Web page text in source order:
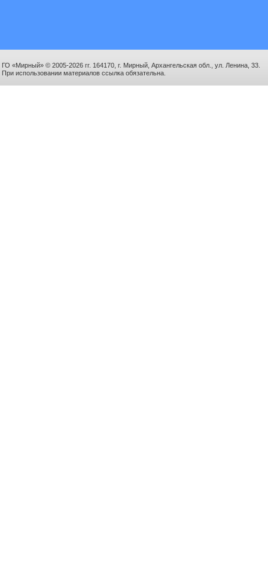
ГО «Мирный» © 2005-2026 гг. 164170, г. Мирный, Архангельская обл., ул. Ленина, 33.
При использовании материалов ссылка обязательна.